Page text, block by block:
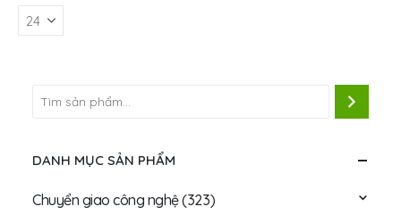
DANH MỤC SẢN PHẨM
Chuyển giao công nghệ(323)